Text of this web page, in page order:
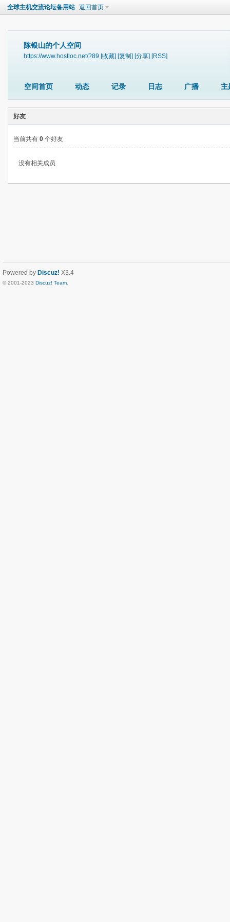
全球主机交流论坛备用站 返回首页
陈银山的个人空间
https://www.hostloc.net/?89 [收藏] [复制] [分享] [RSS]
空间首页 动态 记录 日志 广播 主
好友
当前共有 0 个好友
没有相关成员
Powered by Discuz! X3.4
© 2001-2023 Discuz! Team